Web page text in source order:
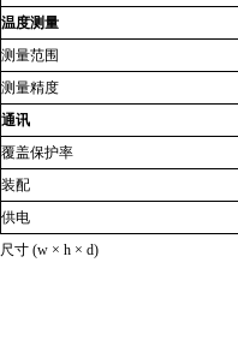
温度测量
测量范围
测量精度
通讯
覆盖保护率
装配
供电
尺寸 (w × h × d)